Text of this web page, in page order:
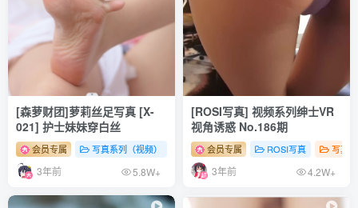
[森萝财团]萝莉丝足写真 [X-
021] 护士妹妹穿白丝
会员专属 写真系列（视频） 森罗财团 # 足控 # 丝袜 # 少女
3年前 5.8W+
[ROSI写真] 视频系列绅士VR
视角诱惑 No.186期
会员专属 ROSI写真 写真
3年前 4.2W+